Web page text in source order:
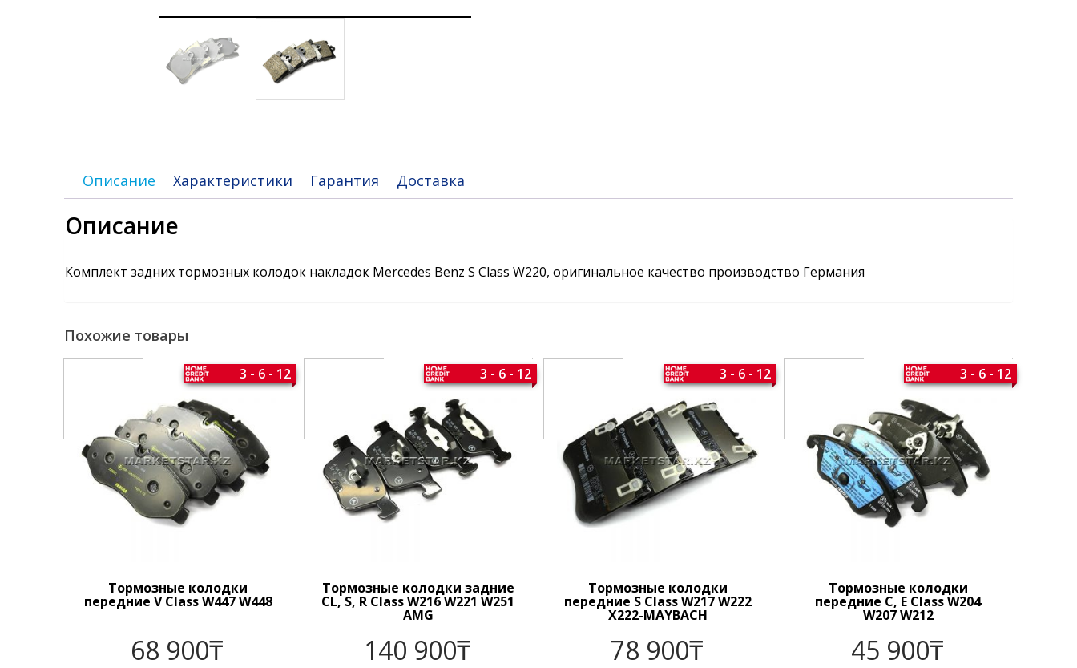
Описание Характеристики Гарантия Доставка
Описание
Комплект задних тормозных колодок накладок Mercedes Benz S Class W220, оригинальное качество производство Германия
Похожие товары
Тормозные колодки
передние V Class W447 W448
3 - 6 - 12
68 900₸
Тормозные колодки задние
CL, S, R Class W216 W221 W251
AMG
3 - 6 - 12
140 900₸
Тормозные колодки
передние S Class W217 W222
X222-MAYBACH
3 - 6 - 12
78 900₸
Тормозные колодки
передние C, E Class W204
W207 W212
3 - 6 - 12
45 900₸